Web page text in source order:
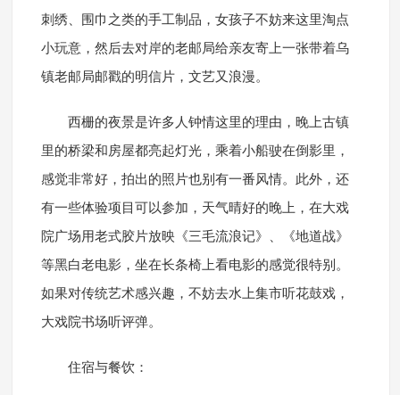
刺绣、围巾之类的手工制品，女孩子不妨来这里淘点
小玩意，然后去对岸的老邮局给亲友寄上一张带着乌
镇老邮局邮戳的明信片，文艺又浪漫。
西栅的夜景是许多人钟情这里的理由，晚上古镇
里的桥梁和房屋都亮起灯光，乘着小船驶在倒影里，
感觉非常好，拍出的照片也别有一番风情。此外，还
有一些体验项目可以参加，天气晴好的晚上，在大戏
院广场用老式胶片放映《三毛流浪记》、《地道战》
等黑白老电影，坐在长条椅上看电影的感觉很特别。
如果对传统艺术感兴趣，不妨去水上集市听花鼓戏，
大戏院书场听评弹。
住宿与餐饮：